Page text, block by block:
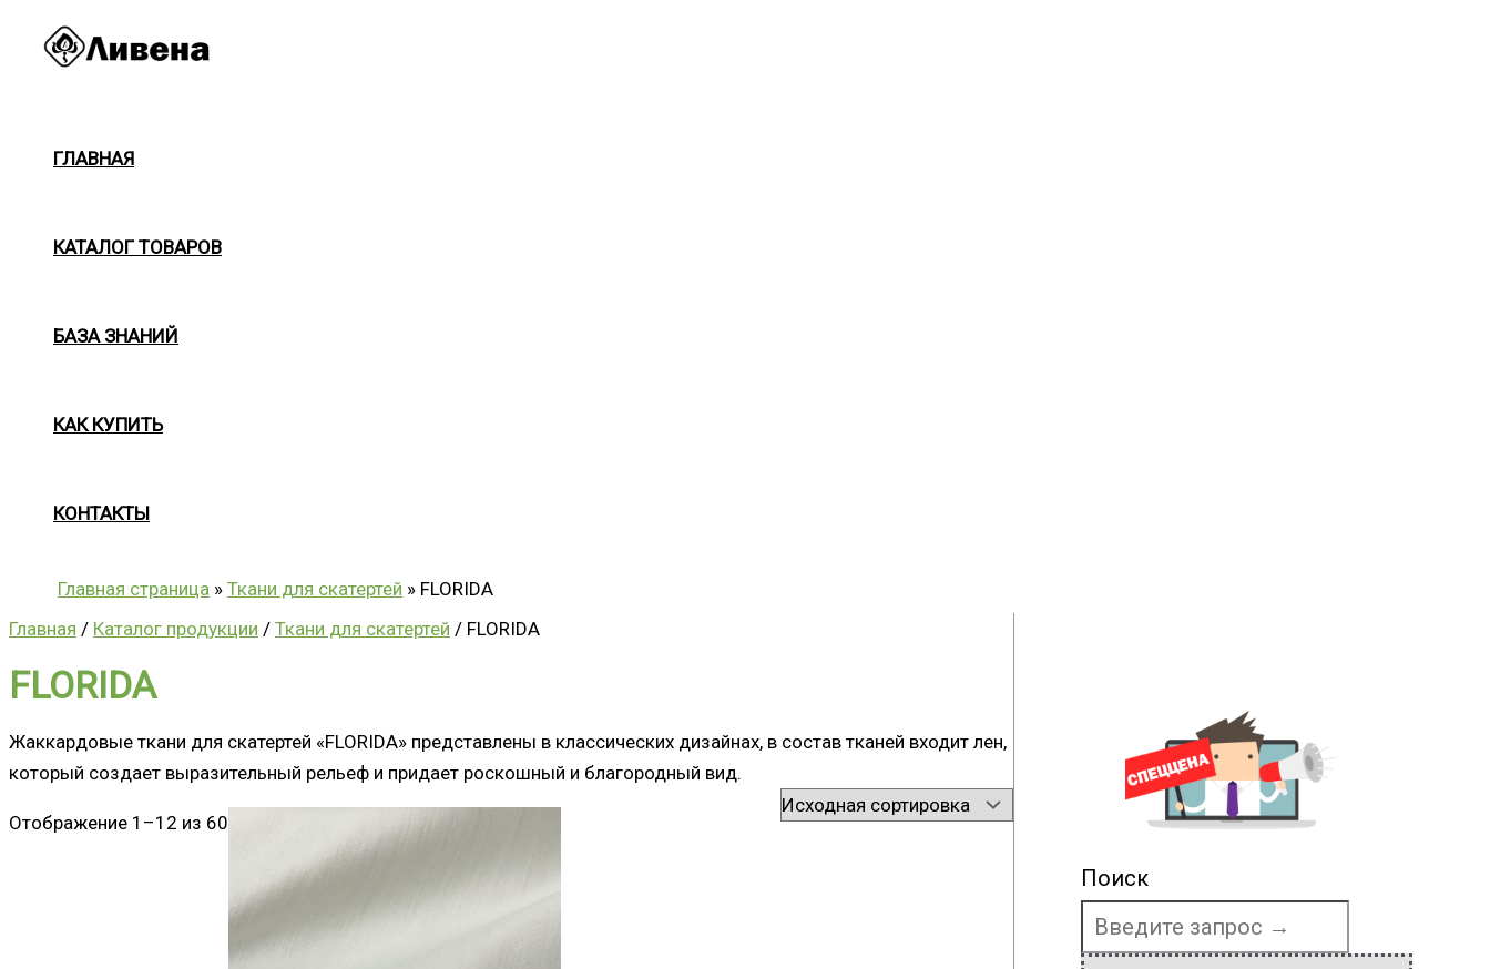
Перейти
ГЛАВНАЯ
КАТАЛОГ ТОВАРОВ
БАЗА ЗНАНИЙ
КАК КУПИТЬ
КОНТАКТЫ
Главная страница » Ткани для скатертей » FLORIDA
Главная / Каталог продукции / Ткани для скатертей / FLORIDA
FLORIDA
Жаккардовые ткани для скатертей «FLORIDA» представлены в классических дизайнах, в состав тканей входит лен,
который создает выразительный рельеф и придает роскошный и благородный вид.
Отображение 1–12 из 60
Поиск